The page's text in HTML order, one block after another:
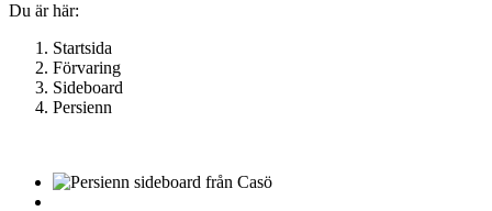
Du är här:
Startsida
Förvaring
Sideboard
Persienn